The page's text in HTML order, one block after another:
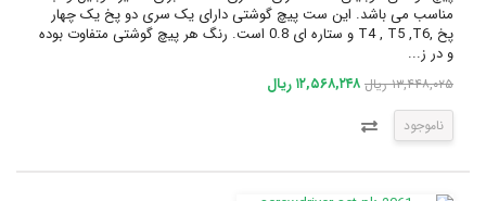
مناسب می باشد. این ست پیچ گوشتی دارای یک سری دو پخ یک چهار
پخ ,T4 , T5 ,T6 و ستاره ای 0.8 است. رنگ هر پیچ گوشتی متفاوت بوده
و در ز...
۱۳,۴۴۸,۰۲۵ ریال ۱۲,۵۶۸,۲۴۸ ریال
ناموجود